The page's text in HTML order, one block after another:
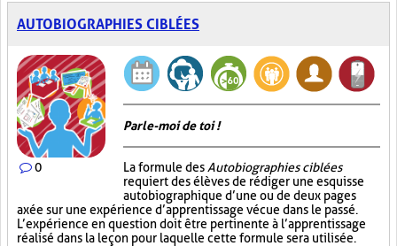
AUTOBIOGRAPHIES CIBLÉES
0
Parle-moi de toi !
La formule des Autobiographies ciblées
requiert des élèves de rédiger une esquisse
autobiographique d’une ou de deux pages
axée sur une expérience d’apprentissage vécue dans le passé.
L’expérience en question doit être pertinente à l’apprentissage
réalisé dans la leçon pour laquelle cette formule sera utilisée.